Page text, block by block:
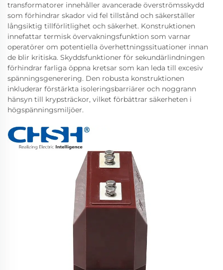
transformatorer innehåller avancerade överströmsskydd
som förhindrar skador vid fel tillstånd och säkerställer
långsiktig tillförlitlighet och säkerhet. Konstruktionen
innefattar termisk övervakningsfunktion som varnar
operatörer om potentiella överhettningssituationer innan
de blir kritiska. Skyddsfunktioner för sekundärlindningen
förhindrar farliga öppna kretsar som kan leda till excesiv
spänningsgenerering. Den robusta konstruktionen
inkluderar förstärkta isoleringsbarriärer och noggrann
hänsyn till krypsträckor, vilket förbättrar säkerheten i
högspänningsmiljöer.